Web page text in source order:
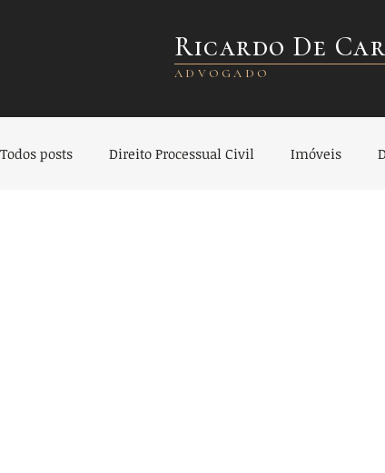
Ricardo De
ADVOGADO
Todos posts Direito Processual Civil Imóveis